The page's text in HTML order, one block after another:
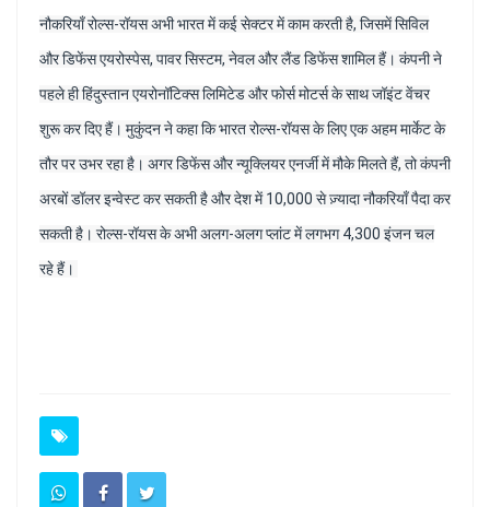
नौकरियाँ रोल्स-रॉयस अभी भारत में कई सेक्टर में काम करती है, जिसमें सिविल
और डिफेंस एयरोस्पेस, पावर सिस्टम, नेवल और लैंड डिफेंस शामिल हैं। कंपनी ने
पहले ही हिंदुस्तान एयरोनॉटिक्स लिमिटेड और फोर्स मोटर्स के साथ जॉइंट वेंचर
शुरू कर दिए हैं। मुकुंदन ने कहा कि भारत रोल्स-रॉयस के लिए एक अहम मार्केट के
तौर पर उभर रहा है। अगर डिफेंस और न्यूक्लियर एनर्जी में मौके मिलते हैं, तो कंपनी
अरबों डॉलर इन्वेस्ट कर सकती है और देश में 10,000 से ज़्यादा नौकरियाँ पैदा कर
सकती है। रोल्स-रॉयस के अभी अलग-अलग प्लांट में लगभग 4,300 इंजन चल
रहे हैं।